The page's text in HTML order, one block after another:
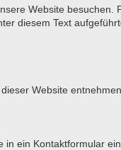
Website besuchen.
diesem Text
Website entnehmen.
ein Kontaktformular